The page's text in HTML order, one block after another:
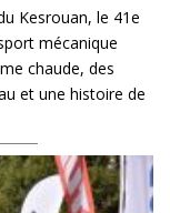
Kesrouan, le 41e
mécanique
chaude, des
et une histoire de